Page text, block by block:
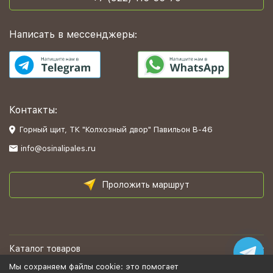
Написать в мессенджеры:
Контакты:
Горный щит, ТК "Колхозный двор" Павильон В-46
info@osinalipales.ru
Проложить маршрут
Каталог товаров
Мы сохраняем файлы cookie: это помогает